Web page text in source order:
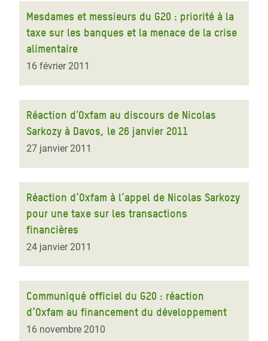
Mesdames et messieurs du G20 : priorité à la
taxe sur les banques et la menace de la crise
alimentaire
16 février 2011
Réaction d'Oxfam au discours de Nicolas
Sarkozy à Davos, le 26 janvier 2011
27 janvier 2011
Réaction d’Oxfam à l’appel de Nicolas Sarkozy
pour une taxe sur les transactions
financières
24 janvier 2011
Communiqué officiel du G20 : réaction
d’Oxfam au financement du développement
16 novembre 2010